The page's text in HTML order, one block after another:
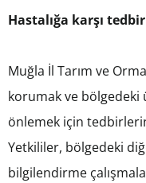
Hastalığa karşı
Muğla İl Tarım ve
korumak ve
önlemek için
Yetkililer, bölgedeki
bilgilendirme